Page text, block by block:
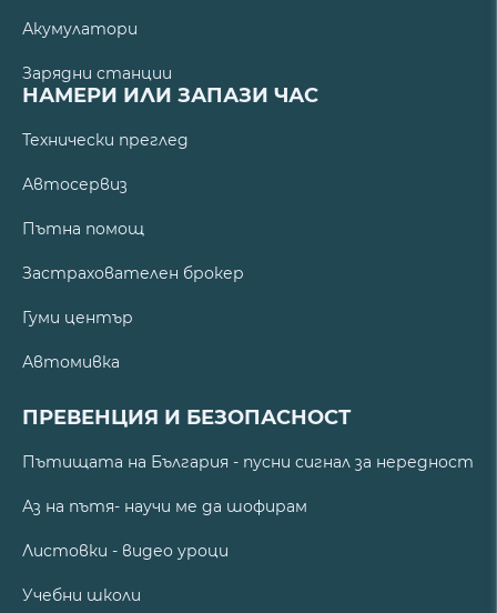
Акумулатори
Зарядни станции
НАМЕРИ ИЛИ ЗАПАЗИ ЧАС
Технически преглед
Автосервиз
Пътна помощ
Застрахователен брокер
Гуми център
Автомивка
ПРЕВЕНЦИЯ И БЕЗОПАСНОСТ
Пътищата на България - пусни сигнал за нередност
Аз на пътя- научи ме да шофирам
Листовки - видео уроци
Учебни школи